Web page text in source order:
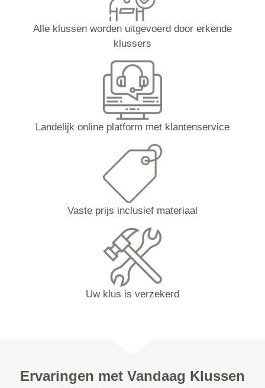
Alle klussen worden uitgevoerd door erkende
klussers
Landelijk online platform met klantenservice
Vaste prijs inclusief materiaal
Uw klus is verzekerd
Ervaringen met Vandaag Klussen